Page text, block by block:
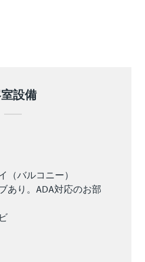
設備
（バルコニー）
あり。ADA対応のお部